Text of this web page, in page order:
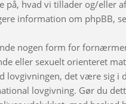
på, hvad vi tillader og/eller
information om phpBB,
nogen form for
eller sexuelt orienteret
lovgivningen, det være sig i
lovgivning. Gør du